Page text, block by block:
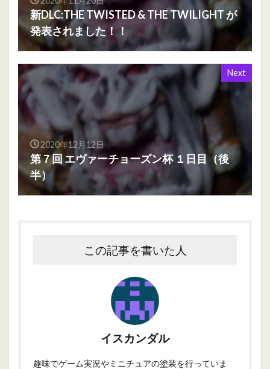
新DLC:THE TWISTED & THE TWILIGHT が
発表されました！！
Next
2020年12月12日
第７回 エヴァーチョーズン杯 １日目（後
半）
この記事を書いた人
イスカンダル
趣味でゲーム実況やミニチュアの塗装を行っていま